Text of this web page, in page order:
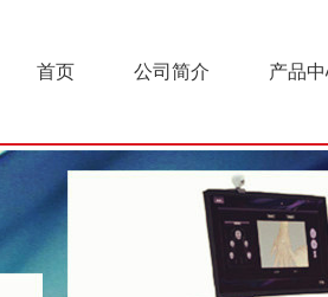
首页 公司简介 产品